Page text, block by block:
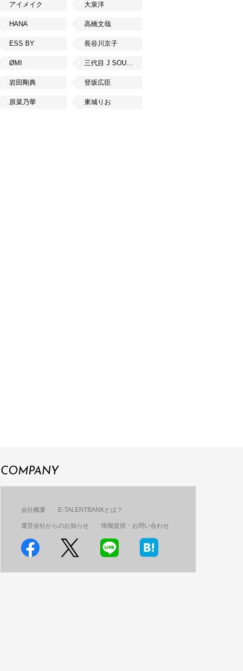
アイメイク 大泉洋
HANA 高橋文哉
ESS BY 長谷川京子
ØMI 三代目 J SOUL BROTHERS from EXILE TRIBE
岩田剛典 登坂広臣
原菜乃華 東城りお
COMPANY
会社概要 E-TALENTBANKとは？
運営会社からのお知らせ 情報提供・お問い合わせ